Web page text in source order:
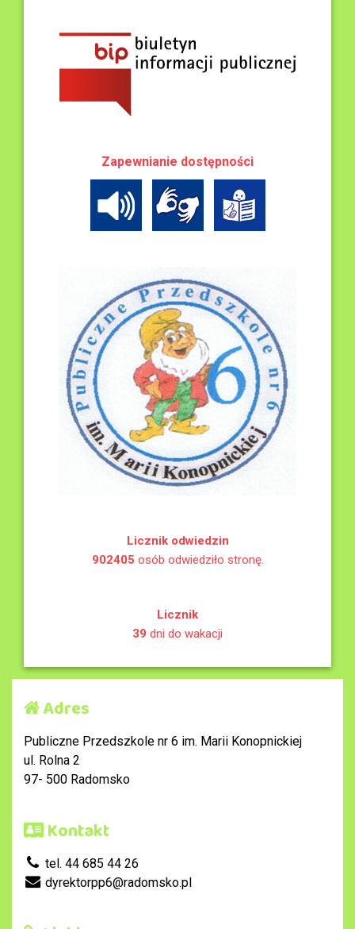
Zapewnianie dostępności
Licznik odwiedzin
902405 osób odwiedziło stronę.
Licznik
39 dni do wakacji
Adres
Publiczne Przedszkole nr 6 im. Marii Konopnickiej
ul. Rolna 2
97- 500 Radomsko
Kontakt
tel. 44 685 44 26
dyrektorpp6@radomsko.pl